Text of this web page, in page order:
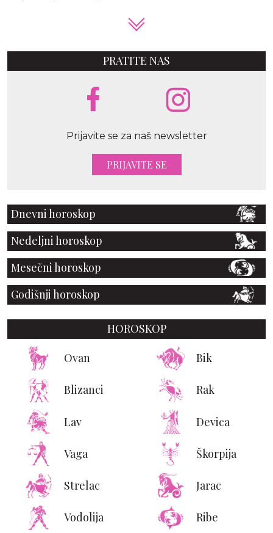
PRATITE NAS
Prijavite se za naš newsletter
PRIJAVITE SE
Dnevni horoskop
Nedeljni horoskop
Mesečni horoskop
Godišnji horoskop
HOROSKOP
Ovan Bik
Blizanci Rak
Lav Devica
Vaga Škorpija
Strelac Jarac
Vodolija Ribe